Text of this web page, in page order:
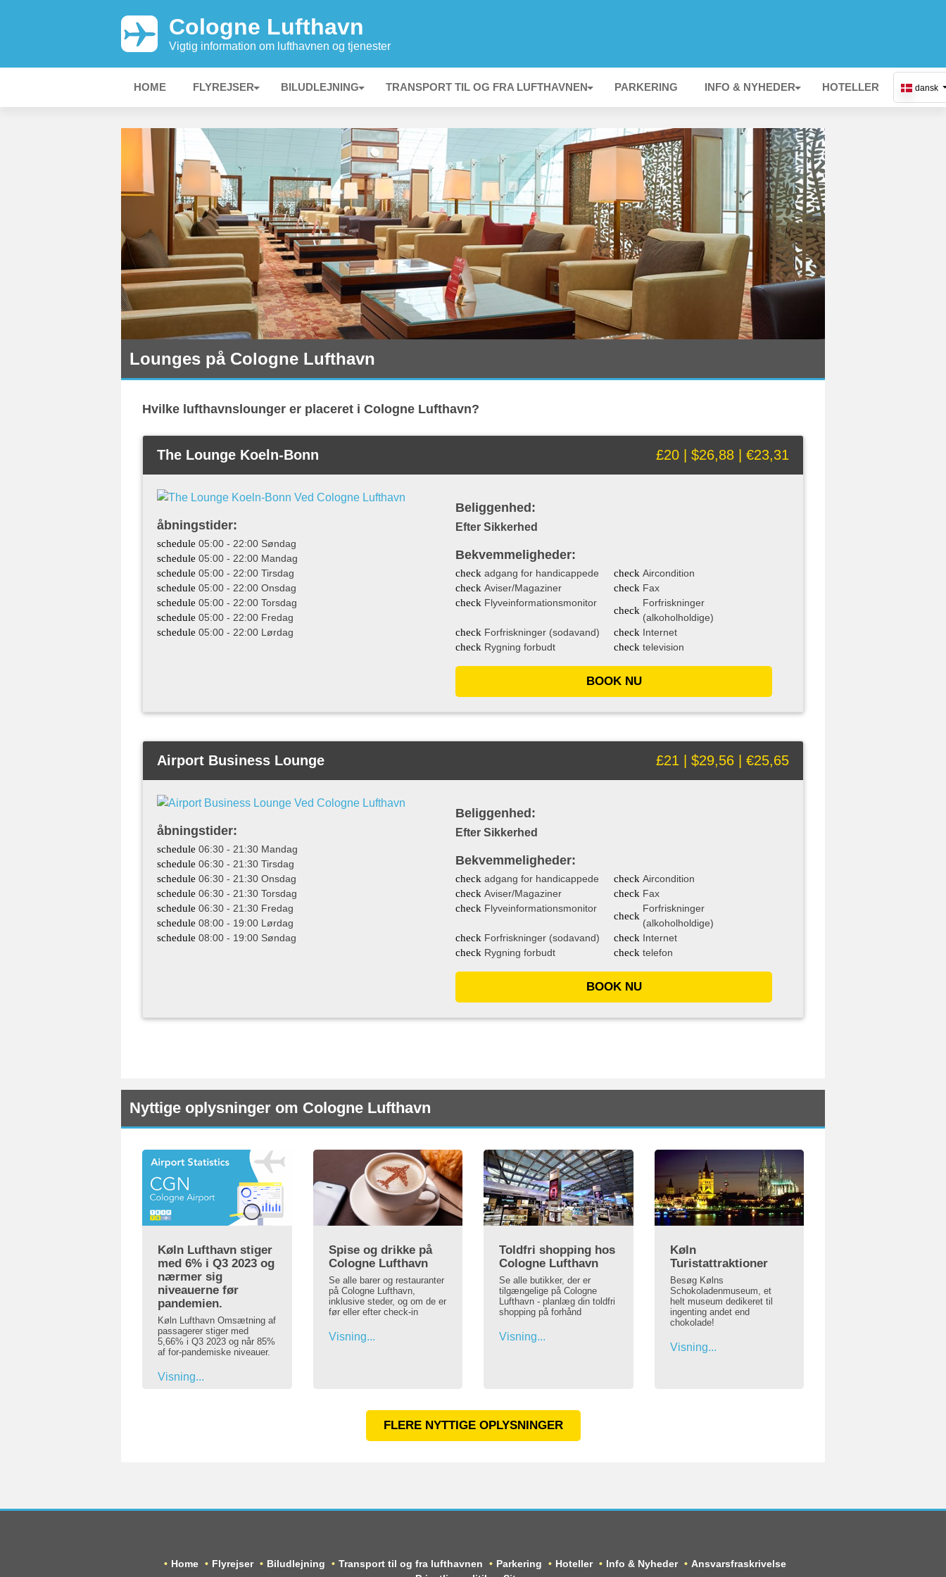
Cologne Lufthavn
Vigtig information om lufthavnen og tjenester
HOME FLYREJSER BILUDLEJNING TRANSPORT TIL OG FRA LUFTHAVNEN PARKERING INFO & NYHEDER HOTELLER dansk
Lounges på Cologne Lufthavn
Hvilke lufthavnslounger er placeret i Cologne Lufthavn?
The Lounge Koeln-Bonn £20 | $26,88 | €23,31
åbningstider:
schedule 05:00 - 22:00 Søndag
schedule 05:00 - 22:00 Mandag
schedule 05:00 - 22:00 Tirsdag
schedule 05:00 - 22:00 Onsdag
schedule 05:00 - 22:00 Torsdag
schedule 05:00 - 22:00 Fredag
schedule 05:00 - 22:00 Lørdag
Beliggenhed:
Efter Sikkerhed
Bekvemmeligheder:
check adgang for handicappede check Aircondition
check Aviser/Magaziner check Fax
check Flyveinformationsmonitor
check
Forfriskninger
(alkoholholdige)
check Forfriskninger (sodavand) check Internet
check Rygning forbudt check television
BOOK NU
Airport Business Lounge £21 | $29,56 | €25,65
åbningstider:
schedule 06:30 - 21:30 Mandag
schedule 06:30 - 21:30 Tirsdag
schedule 06:30 - 21:30 Onsdag
schedule 06:30 - 21:30 Torsdag
schedule 06:30 - 21:30 Fredag
schedule 08:00 - 19:00 Lørdag
schedule 08:00 - 19:00 Søndag
Beliggenhed:
Efter Sikkerhed
Bekvemmeligheder:
check adgang for handicappede check Aircondition
check Aviser/Magaziner check Fax
check Flyveinformationsmonitor
check
Forfriskninger
(alkoholholdige)
check Forfriskninger (sodavand) check Internet
check Rygning forbudt check telefon
BOOK NU
Nyttige oplysninger om Cologne Lufthavn
Køln Lufthavn stiger
med 6% i Q3 2023 og
nærmer sig
niveauerne før
pandemien.
Køln Lufthavn Omsætning af
passagerer stiger med
5,66% i Q3 2023 og når 85%
af for-pandemiske niveauer.
Visning...
Spise og drikke på
Cologne Lufthavn
Se alle barer og restauranter
på Cologne Lufthavn,
inklusive steder, og om de er
før eller efter check-in
Visning...
Toldfri shopping hos
Cologne Lufthavn
Se alle butikker, der er
tilgængelige på Cologne
Lufthavn - planlæg din toldfri
shopping på forhånd
Visning...
Køln
Turistattraktioner
Besøg Kølns
Schokoladenmuseum, et
helt museum dedikeret til
ingenting andet end
chokolade!
Visning...
FLERE NYTTIGE OPLYSNINGER
Home Flyrejser Biludlejning Transport til og fra lufthavnen Parkering Hoteller Info & Nyheder
Ansvarsfraskrivelse